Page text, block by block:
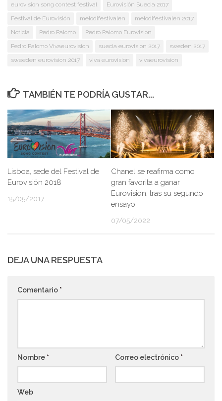
eurovision song contest festival
Eurovisión Suecia 2017
Festival de Eurovisión
melodifestivalen
melodifestivalen 2017
Noticia
Pedro Palomo
Pedro Palomo Eurovision
Pedro Palomo Vivaeurovision
suecia eurovision 2017
sweden 2017
sweeden eurovision 2017
viva eurovision vivaeurovision
TAMBIÉN TE PODRÍA GUSTAR...
Lisboa, sede del Festival de
Eurovisión 2018
15/05/2017
Chanel se reafirma como
gran favorita a ganar
Eurovision, tras su segundo
ensayo
07/05/2022
DEJA UNA RESPUESTA
Comentario *
Nombre * Correo electrónico *
Web